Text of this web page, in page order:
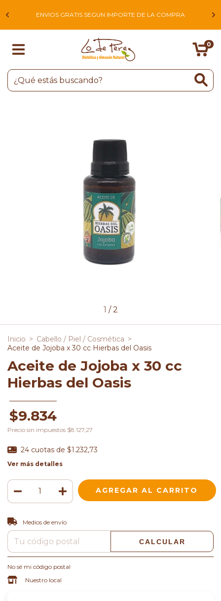
ENVIOS GRATIS SEGUN IMPORTE DE LA COMPRA
0
1 /2
Inicio > Cabello / Piel / Cosmética >
Aceite de Jojoba x 30 cc Hierbas del Oasis
Aceite de Jojoba x 30 cc
Hierbas del Oasis
$9.834
Precio sin impuestos $8.127,27
24 cuotas de $1.232,73
Ver más detalles
Entregas para el CP:
Medios de envío
CALCULAR
No sé mi código postal
Nuestro local